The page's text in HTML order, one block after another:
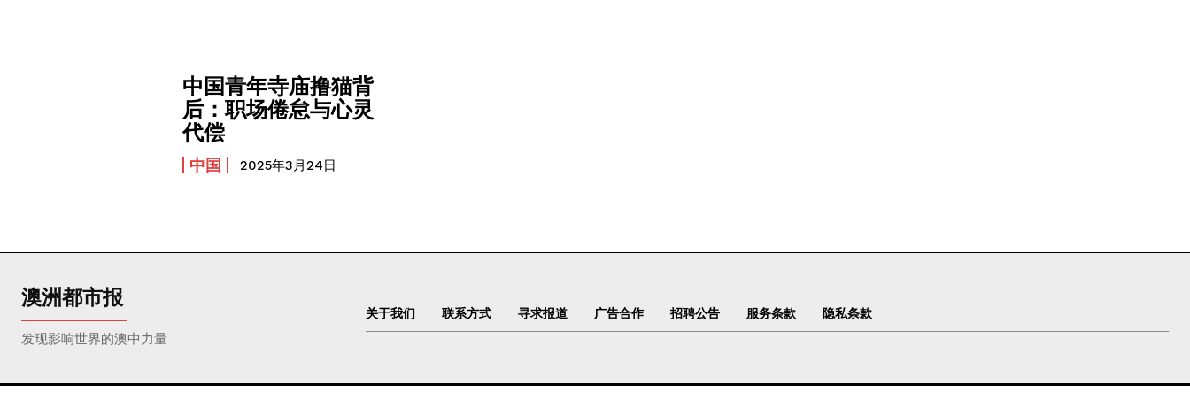
中国青年寺庙撸猫背
后：职场倦怠与心灵
代偿
中国 2025年3月24日
澳洲都市报
发现影响世界的澳中力量
关于我们 联系方式 寻求报道 广告合作 招聘公告 服务条款 隐私条款